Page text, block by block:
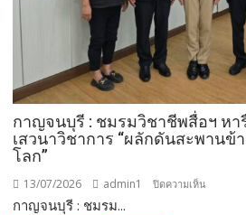
มรดก
โลก
กาญจนบุรี : ชมรมวิชาชีพสื่อฯ หา
เสวนาวิชาการ “ผลักดันสะพาน
โลก”
13/07/2026 admin1 ปิดความเห็น
กาญจนบุรี : ชมรม...